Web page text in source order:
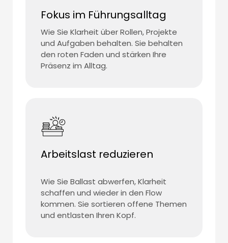
Fokus im Führungsalltag
Wie Sie Klarheit über Rollen, Projekte
und Aufgaben behalten. Sie behalten
den roten Faden und stärken Ihre
Präsenz im Alltag.
Arbeitslast reduzieren
Wie Sie Ballast abwerfen, Klarheit
schaffen und wieder in den Flow
kommen. Sie sortieren offene Themen
und entlasten Ihren Kopf.